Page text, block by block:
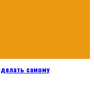
самому